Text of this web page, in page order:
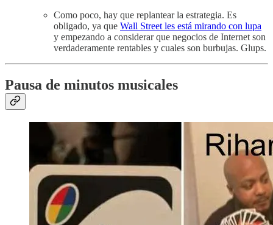
Como poco, hay que replantear la estrategia. Es
obligado, ya que Wall Street les está mirando con lupa
y empezando a considerar que negocios de Internet son
verdaderamente rentables y cuales son burbujas. Glups.
Pausa de minutos musicales